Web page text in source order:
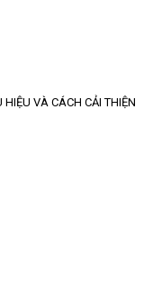
VÀ CÁCH CẢI THIỆN